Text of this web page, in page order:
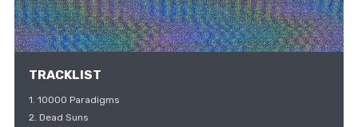
TRACKLIST
1. 10000 Paradigms
2. Dead Suns